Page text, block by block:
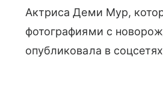
Актриса Деми Мур,
фотографиями с
опубликовала в